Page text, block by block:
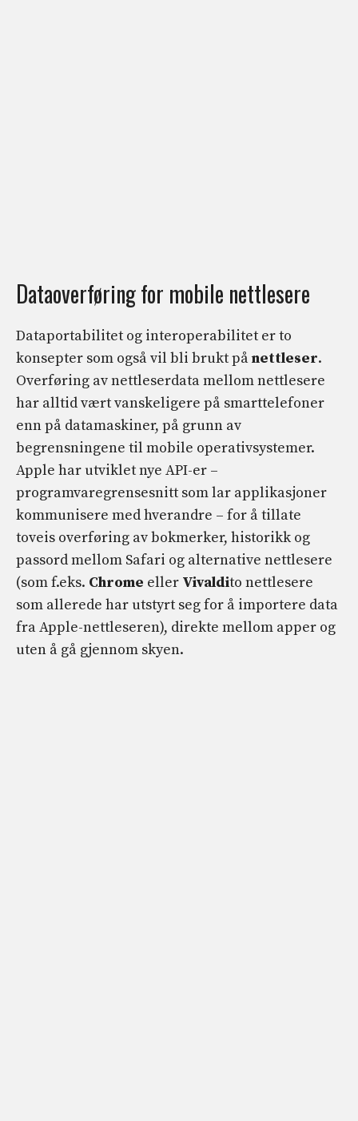
Dataoverføring for mobile nettlesere
Dataportabilitet og interoperabilitet er to
konsepter som også vil bli brukt pånettleser.
Overføring av nettleserdata mellom nettlesere
har alltid vært vanskeligere på smarttelefoner
enn på datamaskiner, på grunn av
begrensningene til mobile operativsystemer.
Apple har utviklet nye API-er –
programvaregrensesnitt som lar applikasjoner
kommunisere med hverandre – for å tillate
toveis overføring av bokmerker, historikk og
passord mellom Safari og alternative nettlesere
(som f.eks. Chrome eller Vivaldito nettlesere
som allerede har utstyrt seg for å importere data
fra Apple-nettleseren), direkte mellom apper og
uten å gå gjennom skyen.